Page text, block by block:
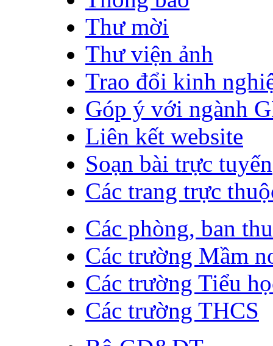
Thư mời
Thư viện ảnh
Trao đổi kinh
Góp ý với ngành
Liên kết website
Soạn bài trực tuyến
Các trang trực
Các phòng, ban
Các trường Mầm
Các trường Tiểu
Các trường THCS